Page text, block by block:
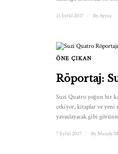
21 Eylül 2017 ByAyyaş
ÖNE ÇIKAN
Röportaj:
Suzi Quatro yoğun bir
çekiyor, kitaplar ve yeni
yavaşlayacak gibi
7 Eylül 2017 By Mandy